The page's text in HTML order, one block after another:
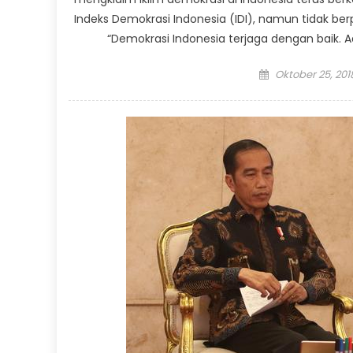
Indeks Demokrasi Indonesia (IDI), namun tidak
“Demokrasi Indonesia terjaga dengan baik.
Posted
Oktober 25,